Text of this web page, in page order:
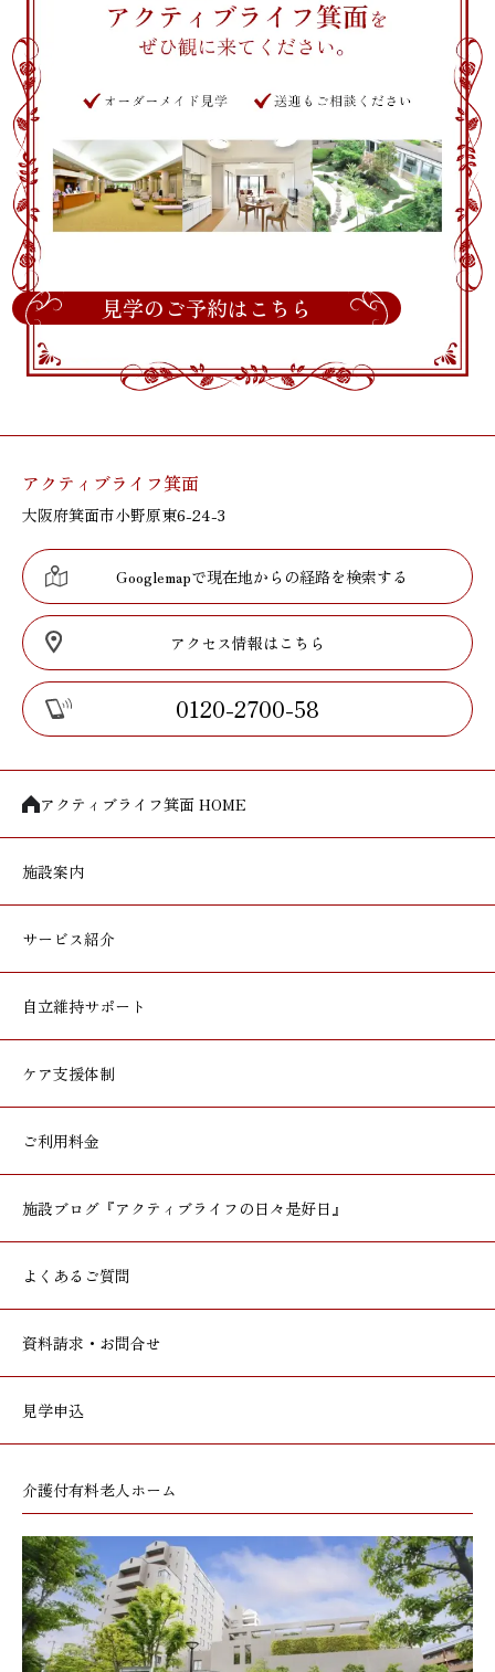
見学のご予約はこちら
アクティブライフ箕面
大阪府箕面市小野原東6-24-3
Googlemapで現在地からの経路を検索する
アクセス情報はこちら
0120-2700-58
アクティブライフ箕面 HOME
施設案内
サービス紹介
自立維持サポート
ケア支援体制
ご利用料金
施設ブログ 『アクティブライフの日々是好日』
よくあるご質問
資料請求・お問合せ
見学申込
介護付有料老人ホーム